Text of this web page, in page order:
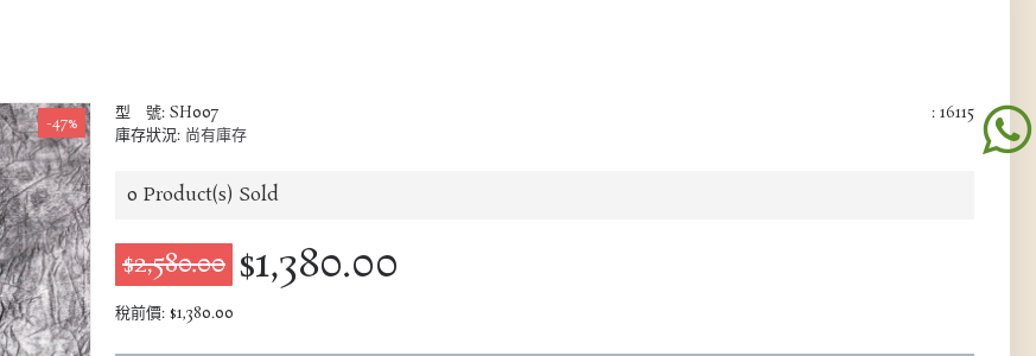
-47% : 16115
型 號: SH007
庫存狀況: 尚有庫存
0 Product(s) Sold
$2,580.00 $1,380.00
稅前價: $1,380.00